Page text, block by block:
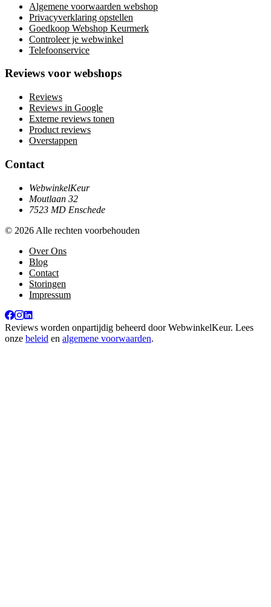
Algemene voorwaarden webshop
Privacyverklaring opstellen
Goedkoop Webshop Keurmerk
Controleer je webwinkel
Telefoonservice
Reviews voor webshops
Reviews
Reviews in Google
Externe reviews tonen
Product reviews
Overstappen
Contact
WebwinkelKeur
Moutlaan 32
7523 MD Enschede
© 2026 Alle rechten voorbehouden
Over Ons
Blog
Contact
Storingen
Impressum
Reviews worden onpartijdig beheerd doorWebwinkelKeur. Lees
onze beleid en algemene voorwaarden.